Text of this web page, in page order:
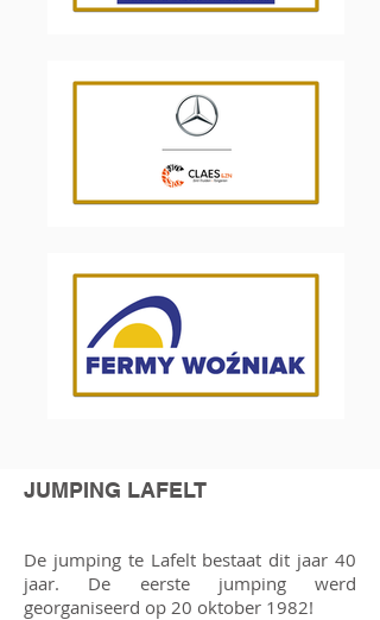
JUMPING LAFELT
De jumping te Lafelt bestaat dit jaar 40
jaar. De eerste jumping werd
georganiseerd op 20 oktober 1982!